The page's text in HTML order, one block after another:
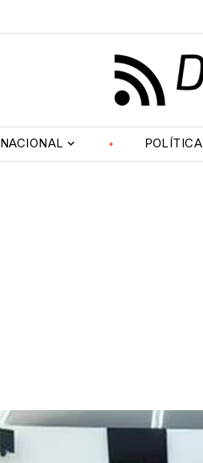
NACIONAL POLÍTICA